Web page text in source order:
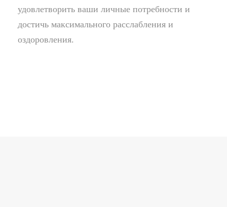
удовлетворить ваши личные потребности и
достичь максимального расслабления и
оздоровления.